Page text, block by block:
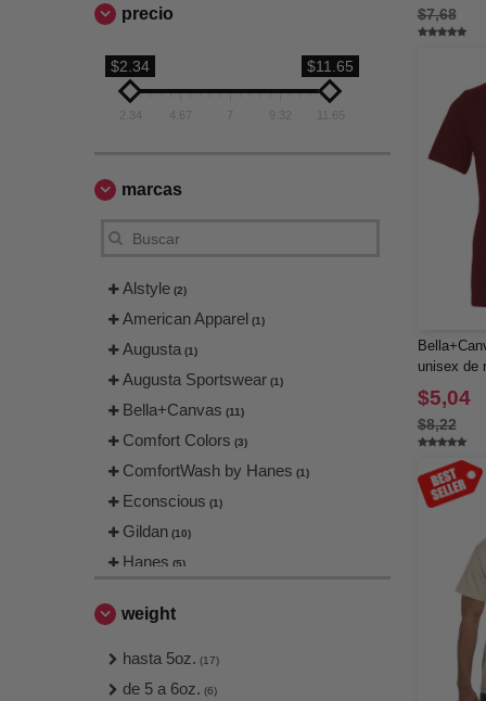
precio
$2.34 $11.65
2.34 4.67 9.32 11.65
marcas
Alstyle (2)
American Apparel (1)
Augusta (1)
Augusta Sportswear (1)
Bella+Canvas (11)
Comfort Colors (3)
ComfortWash by Hanes (1)
Econscious (1)
Gildan (10)
Hanes (5)
Next Level
Team 365 (1)
Threadfast (1)
weight
hasta 5oz. (17)
de 5 a 6oz. (6)
$7,68
unisex de
$5,04
$8,22